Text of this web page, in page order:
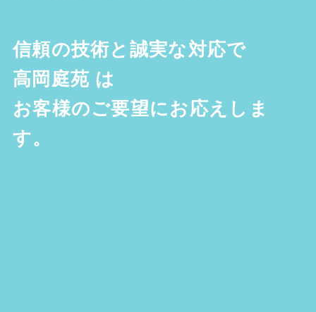
信頼の技術と誠実な対応で
高岡庭苑 は
お客様のご要望にお応えしま
す。